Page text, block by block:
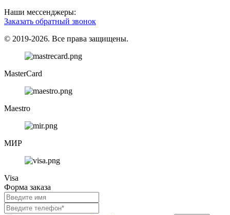
Наши мессенджеры:
Заказать обратный звонок
© 2019-2026. Все права защищены.
MasterCard
Maestro
МИР
Visa
Форма заказа